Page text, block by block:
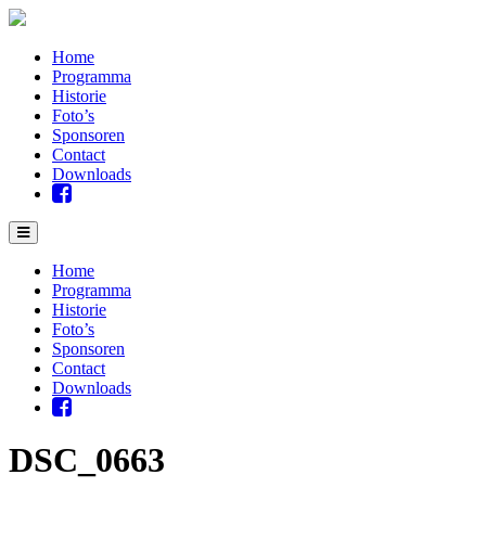
Home
Programma
Historie
Foto’s
Sponsoren
Contact
Downloads
Home
Programma
Historie
Foto’s
Sponsoren
Contact
Downloads
DSC_0663